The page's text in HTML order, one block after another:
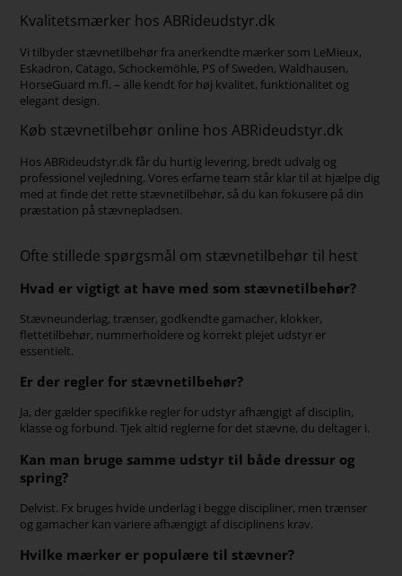
Kvalitetsmærker hos ABRideudstyr.dk
Vi tilbyder stævnetilbehør fra anerkendte mærker som LeMieux,
Eskadron, Catago, Schockemöhle, PS of Sweden, Waldhausen,
HorseGuard m.fl. – alle kendt for høj kvalitet, funktionalitet og
elegant design.
Køb stævnetilbehør online hos ABRideudstyr.dk
Hos ABRideudstyr.dk får du hurtig levering, bredt udvalg og
professionel vejledning. Vores erfarne team står klar til at hjælpe dig
med at finde det rette stævnetilbehør, så du kan fokusere på din
præstation på stævnepladsen.
Ofte stillede spørgsmål om stævnetilbehør til hest
Hvad er vigtigt at have med som stævnetilbehør?
Stævneunderlag, trænser, godkendte gamacher, klokker,
flettetilbehør, nummerholdere og korrekt plejet udstyr er
essentielt.
Er der regler for stævnetilbehør?
Ja, der gælder specifikke regler for udstyr afhængigt af disciplin,
klasse og forbund. Tjek altid reglerne for det stævne, du deltager i.
Kan man bruge samme udstyr til både dressur og
spring?
Delvist. Fx bruges hvide underlag i begge discipliner, men trænser
og gamacher kan variere afhængigt af disciplinens krav.
Hvilke mærker er populære til stævner?